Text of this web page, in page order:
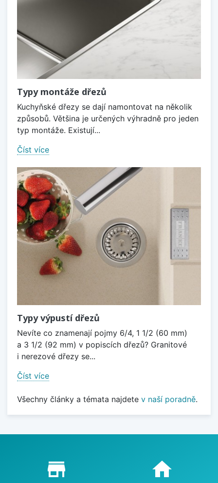
Typy montáže dřezů
Kuchyňské dřezy se dají namontovat na několik
způsobů. Většina je určených výhradně pro jeden
typ montáže. Existují...
Číst více
Typy výpustí dřezů
Nevíte co znamenají pojmy 6/4, 1 1/2 (60 mm)
a 3 1/2 (92 mm) v popiscích dřezů? Granitové
i nerezové dřezy se...
Číst více
Všechny články a témata najdete v naší poradně.
Proč nakupovat u nás?
store_mall_directory home